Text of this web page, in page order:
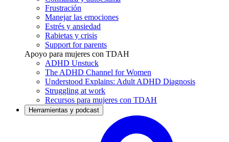
Frustración
Manejar las emociones
Estrés y ansiedad
Rabietas y crisis
Support for parents
Apoyo para mujeres con TDAH
ADHD Unstuck
The ADHD Channel for Women
Understood Explains: Adult ADHD Diagnosis
Struggling at work
Recursos para mujeres con TDAH
Herramientas y podcast